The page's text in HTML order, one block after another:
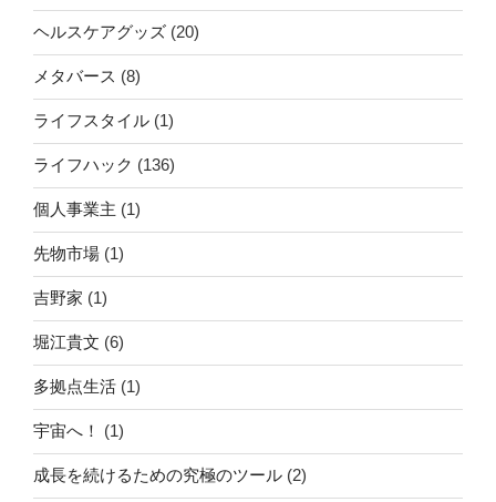
ヘルスケアグッズ (20)
メタバース (8)
ライフスタイル (1)
ライフハック (136)
個人事業主 (1)
先物市場 (1)
吉野家 (1)
堀江貴文 (6)
多拠点生活 (1)
宇宙へ！ (1)
成長を続けるための究極のツール (2)